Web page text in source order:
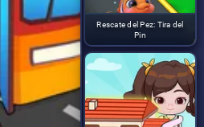
Rescate del Pez: Tira del
Pin